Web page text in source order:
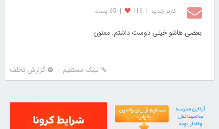
کاربر جديد |
116
| 65 پست
بعضی هاشو خیلی دوست داشتم. ممنون
لینک مستقیم گزارش تخلف